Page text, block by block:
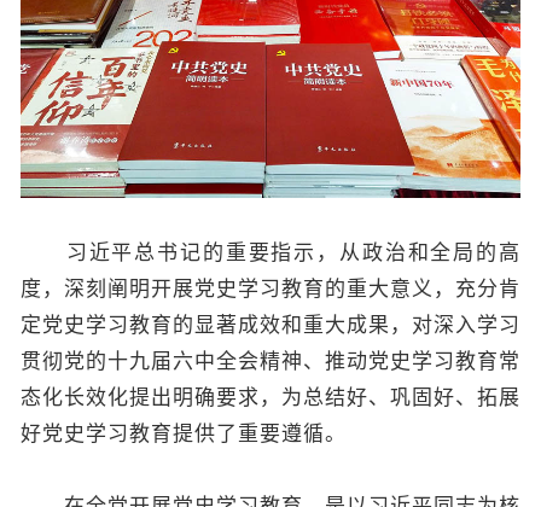
习近平总书记的重要指示，从政治和全局的高
度，深刻阐明开展党史学习教育的重大意义，充分肯
定党史学习教育的显著成效和重大成果，对深入学习
贯彻党的十九届六中全会精神、推动党史学习教育常
态化长效化提出明确要求，为总结好、巩固好、拓展
好党史学习教育提供了重要遵循。